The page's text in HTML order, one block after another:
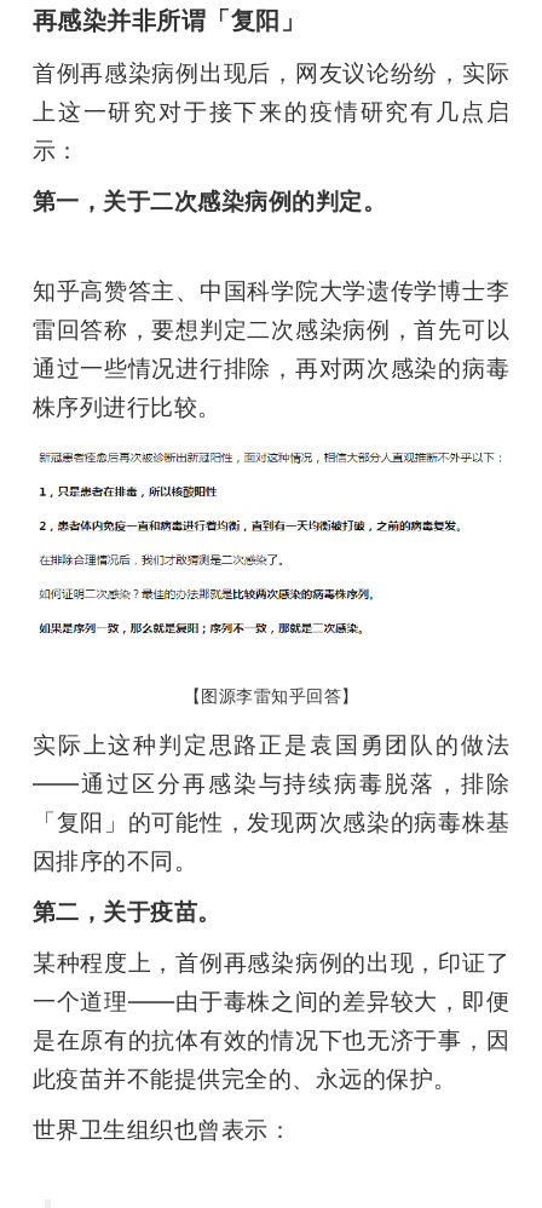
再感染并非所谓「复阳」
首例再感染病例出现后，网友议论纷纷，实际
上这一研究对于接下来的疫情研究有几点启
示：
第一，关于二次感染病例的判定。
知乎高赞答主、中国科学院大学遗传学博士李
雷回答称，要想判定二次感染病例，首先可以
通过一些情况进行排除，再对两次感染的病毒
株序列进行比较。
【图源李雷知乎回答】
实际上这种判定思路正是袁国勇团队的做法
——通过区分再感染与持续病毒脱落，排除
「复阳」的可能性，发现两次感染的病毒株基
因排序的不同。
第二，关于疫苗。
某种程度上，首例再感染病例的出现，印证了
一个道理——由于毒株之间的差异较大，即便
是在原有的抗体有效的情况下也无济于事，因
此疫苗并不能提供完全的、永远的保护。
世界卫生组织也曾表示：